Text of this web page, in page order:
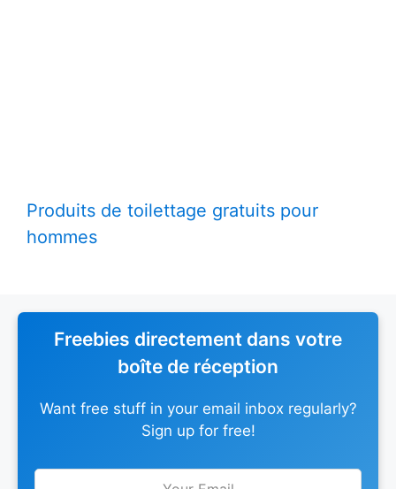
Produits de toilettage gratuits pour
hommes
Freebies directement dans votre
boîte de réception
Want free stuff in your email inbox regularly?
Sign up for free!
Leave